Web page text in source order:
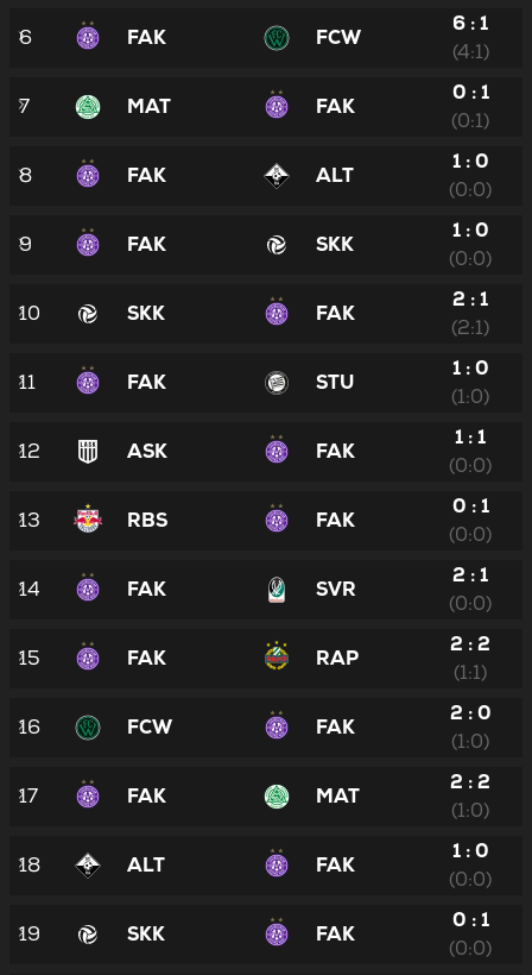
6 FAK FCW
6 : 1
(4:1)
7 MAT FAK
0 : 1
(0:1)
8 FAK ALT
1 : 0
(0:0)
9 FAK SKK
1 : 0
(0:0)
10 SKK FAK
2 : 1
(2:1)
11 FAK STU
1 : 0
(1:0)
12 ASK FAK
1 : 1
(0:0)
13 RBS FAK
0 : 1
(0:0)
14 FAK SVR
2 : 1
(0:0)
15 FAK RAP
2 : 2
(1:1)
16 FCW FAK
2 : 0
(1:0)
17 FAK MAT
2 : 2
(1:0)
18 ALT FAK
1 : 0
(0:0)
19 SKK FAK
0 : 1
(0:0)